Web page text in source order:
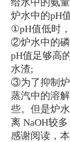
给水中的氨
炉水中的pH
①pH值低时
②炉水中的磷
pH值足够高
水渣;
③为了抑制炉
蒸汽中的溶
些。但是炉
离 NaOH较
感谢阅读，